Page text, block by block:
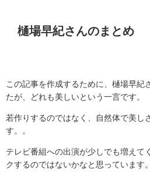
樋場早紀さんのまとめ
この記事を作成するために、樋場早紀
たが、どれも美しいという一言です。
若作りするのではなく、自然体で美し
す。。
テレビ番組への出演が少しでも増えて
クするのではないかなと思っています。